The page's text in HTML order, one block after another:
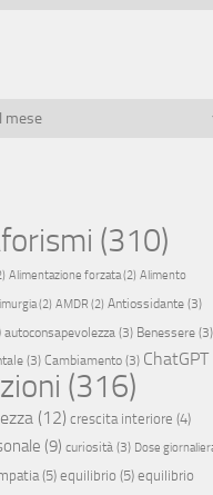
(310)
Alimentazione forzata(2) Alimento
(2) AMDR (2) Antiossidante (3)
autoconsapevolezza (3) Benessere (3)
(3) Cambiamento (3) ChatGPT
(316)
(12) crescita interiore (4)
(9) curiosità (3) Dose
(5) equilibrio (5) equilibrio